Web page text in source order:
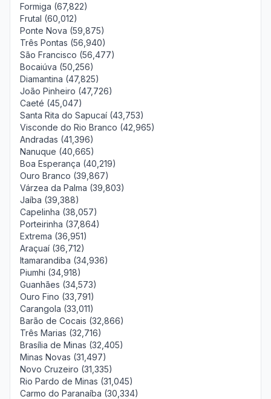
Formiga (67,822)
Frutal (60,012)
Ponte Nova (59,875)
Três Pontas (56,940)
São Francisco (56,477)
Bocaiúva (50,256)
Diamantina (47,825)
João Pinheiro (47,726)
Caeté (45,047)
Santa Rita do Sapucaí (43,753)
Visconde do Rio Branco (42,965)
Andradas (41,396)
Nanuque (40,665)
Boa Esperança (40,219)
Ouro Branco (39,867)
Várzea da Palma (39,803)
Jaíba (39,388)
Capelinha (38,057)
Porteirinha (37,864)
Extrema (36,951)
Araçuaí (36,712)
Itamarandiba (34,936)
Piumhi (34,918)
Guanhães (34,573)
Ouro Fino (33,791)
Carangola (33,011)
Barão de Cocais (32,866)
Três Marias (32,716)
Brasília de Minas (32,405)
Minas Novas (31,497)
Novo Cruzeiro (31,335)
Rio Pardo de Minas (31,045)
Carmo do Paranaíba (30,334)